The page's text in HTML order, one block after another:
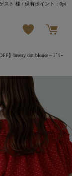
スト 様 / 保有ポイント：0pt
】breezy dot blouse～ﾌﾞﾘｰ